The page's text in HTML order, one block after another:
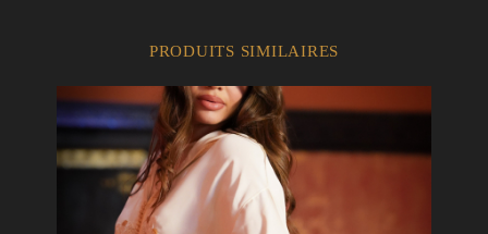
PRODUITS SIMILAIRES